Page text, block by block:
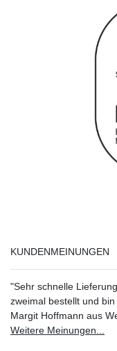
KUNDENMEINUNGEN
"Sehr schnelle
zweimal bestellt und
Margit Hoffmann aus
Weitere Meinungen...